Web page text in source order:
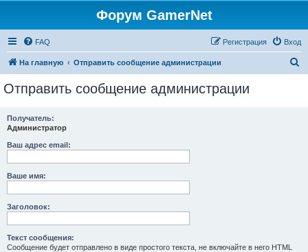
Форум GamerNet
FAQ Вход
Регистрация
На главную Отправить сообщение администрации
Отправить сообщение администрации
Получатель:
Администратор
Ваш адрес email:
Ваше имя:
Заголовок:
Текст сообщения:
Сообщение будет отправлено в виде простого текста, не включайте в него HTML